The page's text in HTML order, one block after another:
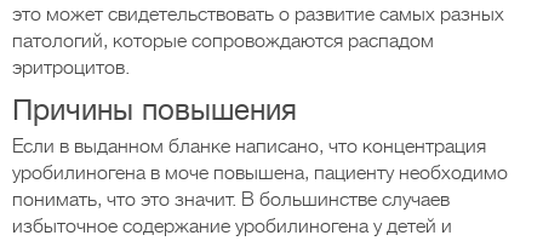
это может свидетельствовать о развитие самых разных
патологий, которые сопровождаются распадом
эритроцитов.
Причины повышения
Если в выданном бланке написано, что концентрация
уробилиногена в моче повышена, пациенту необходимо
понимать, что это значит. В большинстве случаев
избыточное содержание уробилиногена у детей и